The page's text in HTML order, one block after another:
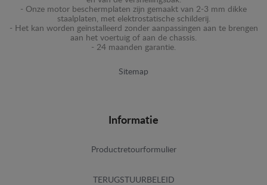
- Onze motor beschermplaten zijn gemaakt van 2-3 mm dikke
staalplaten, met elektrostatische schilderij.
- Het kan worden geïnstalleerd zonder aanpassingen aan te brengen
aan het voertuig of aan de chassis.
- 24 maanden garantie.
Sitemap
Informatie
Productretourformulier
TERUGSTUURBELEID